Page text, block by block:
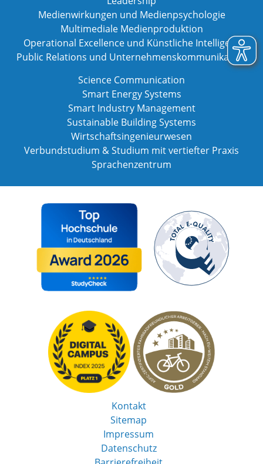
Medienwirkungen und Medienpsychologie
Multimediale Medienproduktion
Operational Excellence und Künstliche Intelligenz
Public Relations und Unternehmenskommunikation
Science Communication
Smart Energy Systems
Smart Industry Management
Sustainable Building Systems
Wirtschaftsingenieurwesen
Verbundstudium & Studium mit vertiefter Praxis
Sprachenzentrum
Kontakt
Sitemap
Impressum
Datenschutz